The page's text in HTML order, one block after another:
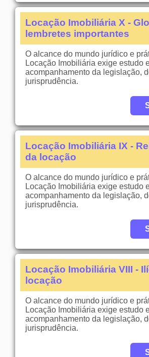
Locação Imobiliária X -
lembretes importantes
O alcance do mundo jurídico e
Locação Imobiliária exige estudo
acompanhamento da legislação,
jurisprudência.
Locação Imobiliária IX -
da locação
O alcance do mundo jurídico e
Locação Imobiliária exige estudo
acompanhamento da legislação,
jurisprudência.
Locação Imobiliária VIII -
locação
O alcance do mundo jurídico e
Locação Imobiliária exige estudo
acompanhamento da legislação,
jurisprudência.